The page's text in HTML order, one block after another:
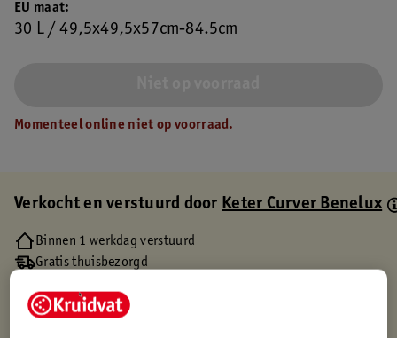
EU maat
30 L / 49,5x49,5x57cm-84.5cm
Momenteel online niet op voorraad.
Verkocht en verstuurd doorKeter Curver Benelux
Binnen 1 werkdag verstuurd
Gratis thuisbezorgd
Gratis punten met je Kruidvat kaart